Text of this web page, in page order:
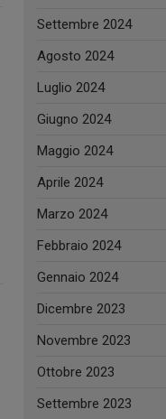
Settembre 2024
Agosto 2024
Luglio 2024
Giugno 2024
Maggio 2024
Aprile 2024
Marzo 2024
Febbraio 2024
Gennaio 2024
Dicembre 2023
Novembre 2023
Ottobre 2023
Settembre 2023